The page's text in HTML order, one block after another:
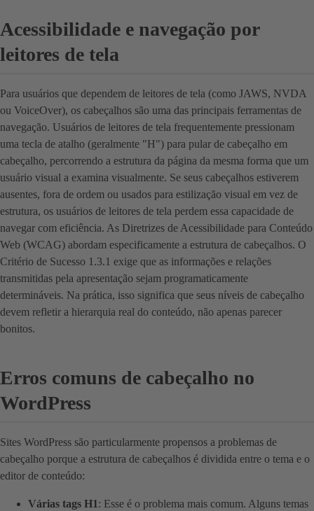
Acessibilidade e navegação por
leitores de tela
Para usuários que dependem de leitores de tela (como JAWS, NVDA
ou VoiceOver), os cabeçalhos são uma das principais ferramentas de
navegação. Usuários de leitores de tela frequentemente pressionam
uma tecla de atalho (geralmente "H") para pular de cabeçalho em
cabeçalho, percorrendo a estrutura da página da mesma forma que um
usuário visual a examina visualmente. Se seus cabeçalhos estiverem
ausentes, fora de ordem ou usados para estilização visual em vez de
estrutura, os usuários de leitores de tela perdem essa capacidade de
navegar com eficiência. As Diretrizes de Acessibilidade para Conteúdo
Web (WCAG) abordam especificamente a estrutura de cabeçalhos. O
Critério de Sucesso 1.3.1 exige que as informações e relações
transmitidas pela apresentação sejam programaticamente
determináveis. Na prática, isso significa que seus níveis de cabeçalho
devem refletir a hierarquia real do conteúdo, não apenas parecer
bonitos.
Erros comuns de cabeçalho no
WordPress
Sites WordPress são particularmente propensos a problemas de
cabeçalho porque a estrutura de cabeçalhos é dividida entre o tema e o
editor de conteúdo:
Várias tags H1: Esse é o problema mais comum. Alguns temas